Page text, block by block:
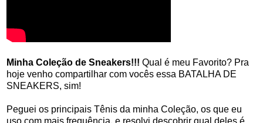
Minha Coleção de Sneakers!!! Qual é meu Favorito? Pra
hoje venho compartilhar com vocês essa BATALHA DE
SNEAKERS, sim!
Peguei os principais Tênis da minha Coleção, os que eu
uso com mais frequência, e resolvi descobrir qual deles é